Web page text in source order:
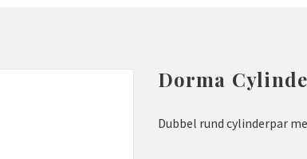
Dorma
Dubbel rund cylinderpar